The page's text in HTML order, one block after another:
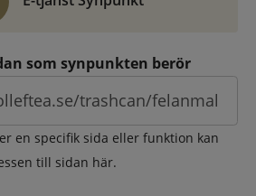
som synpunkten berör
en specifik sida eller funktion kan
till sidan här.